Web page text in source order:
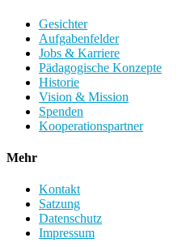
Gesichter
Aufgabenfelder
Jobs & Karriere
Pädagogische Konzepte
Historie
Vision & Mission
Spenden
Kooperationspartner
Mehr
Kontakt
Satzung
Datenschutz
Impressum